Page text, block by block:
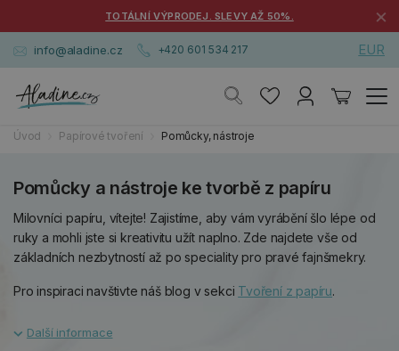
TOTÁLNÍ VÝPRODEJ. SLEVY AŽ 50%. ×
info@aladine.cz +420 601 534 217 EUR
Úvod Papírové tvoření Pomůcky, nástroje
Pomůcky a nástroje ke tvorbě z papíru
Milovníci papíru, vítejte! Zajistíme, aby vám vyrábění šlo lépe od
ruky a mohli jste si kreativitu užít naplno. Zde najdete vše od
základních nezbytností až po speciality pro pravé fajnšmekry.
Pro inspiraci navštivte náš blog v sekci Tvoření z papíru.